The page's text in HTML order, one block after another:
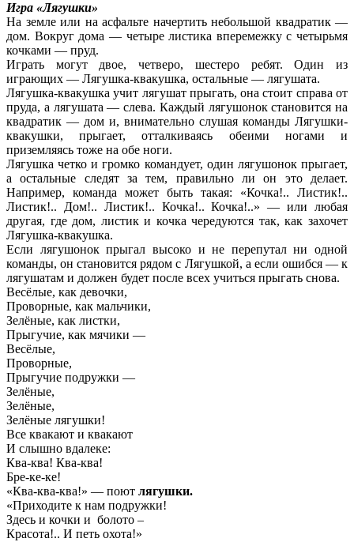
Игра «Лягушки»
На земле или на асфальте начертить небольшой квадратик —
дом. Вокруг дома — четыре листика вперемежку с четырьмя
кочками — пруд.
Играть могут двое, четверо, шестеро ребят. Один из
играющих — Лягушка-квакушка, остальные — лягушата.
Лягушка-квакушка учит лягушат прыгать, она стоит справа от
пруда, а лягушата — слева. Каждый лягушонок становится на
квадратик — дом и, внимательно слушая команды Лягушки-
квакушки, прыгает, отталкиваясь обеими ногами и
приземляясь тоже на обе ноги.
Лягушка четко и громко командует, один лягушонок прыгает,
а остальные следят за тем, правильно ли он это делает.
Например, команда может быть такая: «Кочка!.. Листик!..
Листик!.. Дом!.. Листик!.. Кочка!.. Кочка!..» — или любая
другая, где дом, листик и кочка чередуются так, как захочет
Лягушка-квакушка.
Если лягушонок прыгал высоко и не перепутал ни одной
команды, он становится рядом с Лягушкой, а если ошибся — к
лягушатам и должен будет после всех учиться прыгать снова.
Весёлые, как девочки,
Проворные, как мальчики,
Зелёные, как листки,
Прыгучие, как мячики —
Весёлые,
Проворные,
Прыгучие подружки —
Зелёные,
Зелёные,
Зелёные лягушки!
Все квакают и квакают
И слышно вдалеке:
Ква-ква! Ква-ква!
Бре-ке-ке!
«Ква-ква-ква!» — поют лягушки.
«Приходите к нам подружки!
Здесь и кочки и болото –
Красота!.. И петь охота!»